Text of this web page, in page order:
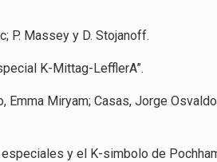
P. Massey y D. Stojanoff.
K-Mittag-LefflerA”.
Emma Miryam; Casas, Jorge
y el K-simbolo de